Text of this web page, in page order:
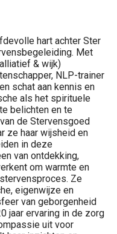
hart achter Ster
Met
& wijk)
NLP-trainer
schat aan kennis en
als het spirituele
belichten en te
de Stervensgoed
ze haar wijsheid en
in deze
van ontdekking,
om warmte en
Ze
eigenwijze en
van geborgenheid
jaar ervaring in de zorg
uit voor